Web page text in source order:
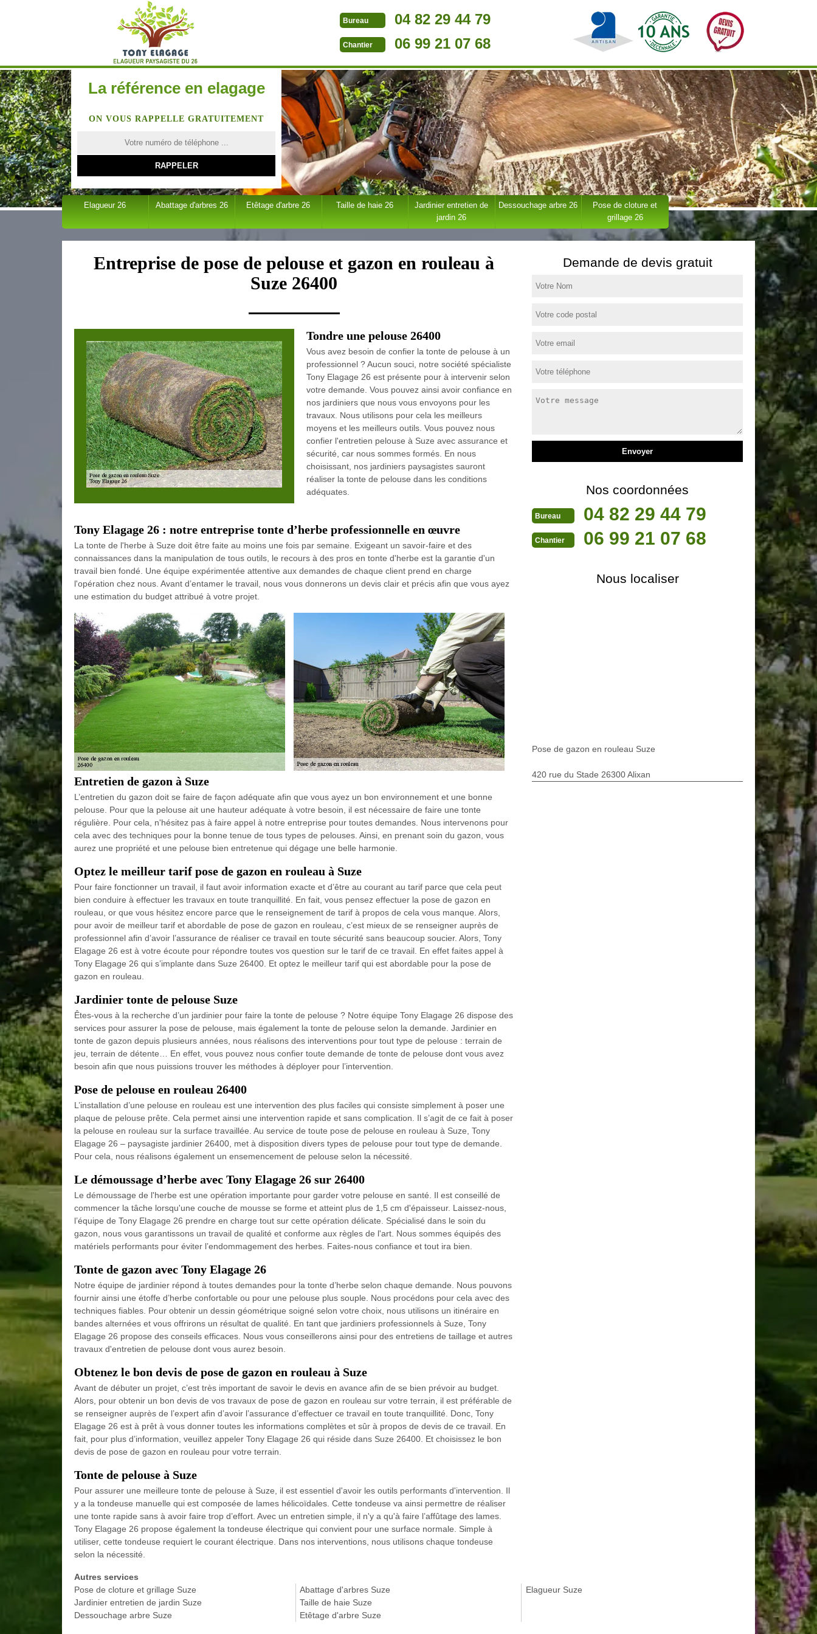
Bureau 04 82 29 44 79
Chantier 06 99 21 07 68
La référence en elagage
ON VOUS RAPPELLE GRATUITEMENT
Elagueur 26 Abattage d'arbres 26 Etêtage d'arbre 26 Taille de haie 26
Jardinier entretien de
jardin 26
Dessouchage arbre 26
Pose de cloture et
grillage 26
Entreprise de pose de pelouse et gazon en rouleau à
Suze 26400
Tondre une pelouse 26400
Vous avez besoin de confier la tonte de pelouse à un
professionnel ? Aucun souci, notre société spécialiste
Tony Elagage 26 est présente pour à intervenir selon
votre demande. Vous pouvez ainsi avoir confiance en
nos jardiniers que nous vous envoyons pour les
travaux. Nous utilisons pour cela les meilleurs
moyens et les meilleurs outils. Vous pouvez nous
confier l'entretien pelouse à Suze avec assurance et
sécurité, car nous sommes formés. En nous
choisissant, nos jardiniers paysagistes sauront
réaliser la tonte de pelouse dans les conditions
adéquates.
Tony Elagage 26 : notre entreprise tonte d’herbe professionnelle en œuvre
La tonte de l'herbe à Suze doit être faite au moins une fois par semaine. Exigeant un savoir-faire et des
connaissances dans la manipulation de tous outils, le recours à des pros en tonte d'herbe est la garantie d'un
travail bien fondé. Une équipe expérimentée attentive aux demandes de chaque client prend en charge
l'opération chez nous. Avant d’entamer le travail, nous vous donnerons un devis clair et précis afin que vous ayez
une estimation du budget attribué à votre projet.
Entretien de gazon à Suze
L’entretien du gazon doit se faire de façon adéquate afin que vous ayez un bon environnement et une bonne
pelouse. Pour que la pelouse ait une hauteur adéquate à votre besoin, il est nécessaire de faire une tonte
régulière. Pour cela, n'hésitez pas à faire appel à notre entreprise pour toutes demandes. Nous intervenons pour
cela avec des techniques pour la bonne tenue de tous types de pelouses. Ainsi, en prenant soin du gazon, vous
aurez une propriété et une pelouse bien entretenue qui dégage une belle harmonie.
Optez le meilleur tarif pose de gazon en rouleau à Suze
Pour faire fonctionner un travail, il faut avoir information exacte et d’être au courant au tarif parce que cela peut
bien conduire à effectuer les travaux en toute tranquillité. En fait, vous pensez effectuer la pose de gazon en
rouleau, or que vous hésitez encore parce que le renseignement de tarif à propos de cela vous manque. Alors,
pour avoir de meilleur tarif et abordable de pose de gazon en rouleau, c’est mieux de se renseigner auprès de
professionnel afin d’avoir l’assurance de réaliser ce travail en toute sécurité sans beaucoup soucier. Alors, Tony
Elagage 26 est à votre écoute pour répondre toutes vos question sur le tarif de ce travail. En effet faites appel à
Tony Elagage 26 qui s’implante dans Suze 26400. Et optez le meilleur tarif qui est abordable pour la pose de
gazon en rouleau.
Jardinier tonte de pelouse Suze
Êtes-vous à la recherche d’un jardinier pour faire la tonte de pelouse ? Notre équipe Tony Elagage 26 dispose des
services pour assurer la pose de pelouse, mais également la tonte de pelouse selon la demande. Jardinier en
tonte de gazon depuis plusieurs années, nous réalisons des interventions pour tout type de pelouse : terrain de
jeu, terrain de détente… En effet, vous pouvez nous confier toute demande de tonte de pelouse dont vous avez
besoin afin que nous puissions trouver les méthodes à déployer pour l’intervention.
Pose de pelouse en rouleau 26400
L’installation d’une pelouse en rouleau est une intervention des plus faciles qui consiste simplement à poser une
plaque de pelouse prête. Cela permet ainsi une intervention rapide et sans complication. Il s’agit de ce fait à poser
la pelouse en rouleau sur la surface travaillée. Au service de toute pose de pelouse en rouleau à Suze, Tony
Elagage 26 – paysagiste jardinier 26400, met à disposition divers types de pelouse pour tout type de demande.
Pour cela, nous réalisons également un ensemencement de pelouse selon la nécessité.
Le démoussage d’herbe avec Tony Elagage 26 sur 26400
Le démoussage de l'herbe est une opération importante pour garder votre pelouse en santé. Il est conseillé de
commencer la tâche lorsqu'une couche de mousse se forme et atteint plus de 1,5 cm d'épaisseur. Laissez-nous,
l’équipe de Tony Elagage 26 prendre en charge tout sur cette opération délicate. Spécialisé dans le soin du
gazon, nous vous garantissons un travail de qualité et conforme aux règles de l'art. Nous sommes équipés des
matériels performants pour éviter l’endommagement des herbes. Faites-nous confiance et tout ira bien.
Tonte de gazon avec Tony Elagage 26
Notre équipe de jardinier répond à toutes demandes pour la tonte d’herbe selon chaque demande. Nous pouvons
fournir ainsi une étoffe d’herbe confortable ou pour une pelouse plus souple. Nous procédons pour cela avec des
techniques fiables. Pour obtenir un dessin géométrique soigné selon votre choix, nous utilisons un itinéraire en
bandes alternées et vous offrirons un résultat de qualité. En tant que jardiniers professionnels à Suze, Tony
Elagage 26 propose des conseils efficaces. Nous vous conseillerons ainsi pour des entretiens de taillage et autres
travaux d'entretien de pelouse dont vous aurez besoin.
Obtenez le bon devis de pose de gazon en rouleau à Suze
Avant de débuter un projet, c’est très important de savoir le devis en avance afin de se bien prévoir au budget.
Alors, pour obtenir un bon devis de vos travaux de pose de gazon en rouleau sur votre terrain, il est préférable de
se renseigner auprès de l’expert afin d’avoir l’assurance d’effectuer ce travail en toute tranquillité. Donc, Tony
Elagage 26 est à prêt à vous donner toutes les informations complètes et sûr à propos de devis de ce travail. En
fait, pour plus d’information, veuillez appeler Tony Elagage 26 qui réside dans Suze 26400. Et choisissez le bon
devis de pose de gazon en rouleau pour votre terrain.
Tonte de pelouse à Suze
Pour assurer une meilleure tonte de pelouse à Suze, il est essentiel d'avoir les outils performants d'intervention. Il
y a la tondeuse manuelle qui est composée de lames hélicoïdales. Cette tondeuse va ainsi permettre de réaliser
une tonte rapide sans à avoir faire trop d’effort. Avec un entretien simple, il n'y a qu'à faire l’affûtage des lames.
Tony Elagage 26 propose également la tondeuse électrique qui convient pour une surface normale. Simple à
utiliser, cette tondeuse requiert le courant électrique. Dans nos interventions, nous utilisons chaque tondeuse
selon la nécessité.
Demande de devis gratuit
Nos coordonnées
Bureau 04 82 29 44 79
Chantier 06 99 21 07 68
Nous localiser
Pose de gazon en rouleau Suze
420 rue du Stade 26300 Alixan
Autres services
Pose de cloture et grillage Suze
Jardinier entretien de jardin Suze
Dessouchage arbre Suze
Abattage d'arbres Suze
Taille de haie Suze
Etêtage d'arbre Suze
Elagueur Suze